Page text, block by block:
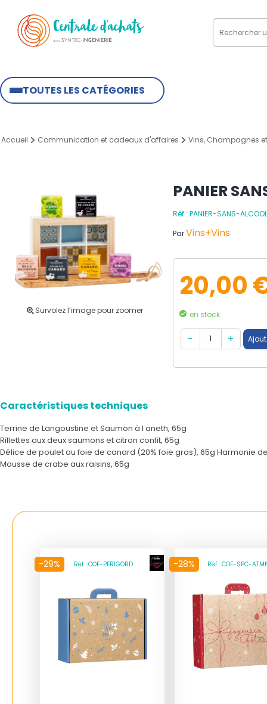
TOUTES LES CATÉGORIES
Accueil Communication et cadeaux d'affaires Vins, Champagnes
Survolez l’image pour zoomer
PANIER
Réf : PANIER-SANS-
ParVins+Vins
20,00
en stock
Caractéristiques techniques
Terrine de Langoustine et Saumon à l aneth, 65g
Rillettes aux deux saumons et citron confit, 65g
Délice de poulet au foie de canard (20% foie gras), 65g Harmonie
Mousse de crabe aux raisins, 65g
-29% Réf : COF-PERIGORD -28% Réf : COF-SPC-